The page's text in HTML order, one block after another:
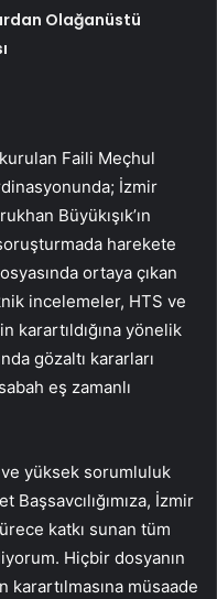
Olağanüstü
Faili Meçhul
İzmir
Büyükışık’ın
harekete
ortaya çıkan
incelemeler, HTS ve
karartıldığına yönelik
gözaltı kararları
eş zamanlı
yüksek sorumluluk
İzmir
katkı sunan tüm
Hiçbir dosyanın
müsaade